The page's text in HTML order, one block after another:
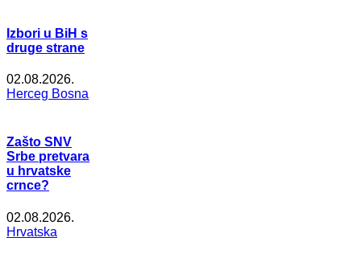
Izbori u BiH s
druge strane
02.08.2026.
Herceg Bosna
Zašto SNV
Srbe pretvara
u hrvatske
crnce?
02.08.2026.
Hrvatska